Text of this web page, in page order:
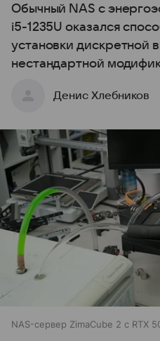
Обычный NAS с
i5-1235U оказался
установки дискретной
нестандартной
Денис Хлебников
NAS-сервер ZimaCube 2 с RTX